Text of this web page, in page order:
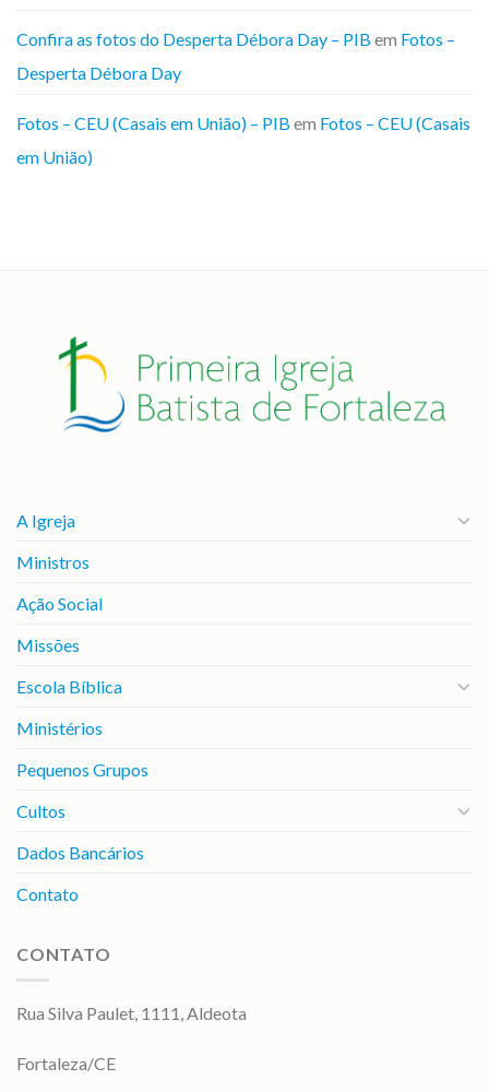
Confira as fotos do Desperta Débora Day – PIB em Fotos –
Desperta Débora Day
Fotos – CEU (Casais em União) – PIB em Fotos – CEU (Casais
em União)
A Igreja
Ministros
Ação Social
Missões
Escola Bíblica
Ministérios
Pequenos Grupos
Cultos
Dados Bancários
Contato
CONTATO
Rua Silva Paulet, 1111, Aldeota
Fortaleza/CE